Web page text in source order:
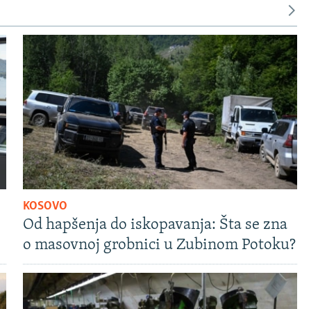
KOSOVO
Od hapšenja do iskopavanja: Šta se zna
o masovnoj grobnici u Zubinom Potoku?